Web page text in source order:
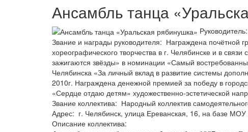
Ансамбль танца
Звание и награды руководителя: Награждена почётной
хореографического творчества в г. Челябинске и в
зажигаются звёзды» в номинации «Самый
Челябинска «За личный вклад в развитие системы
2010г. Награждена денежной премией за победу в
«Сердце отдаю детям» художественно-эстетической
Звание коллектива: Народный коллектив
Адрес: г. Челябинск, улица Ереванская, 16, на базе
Описание коллектива: